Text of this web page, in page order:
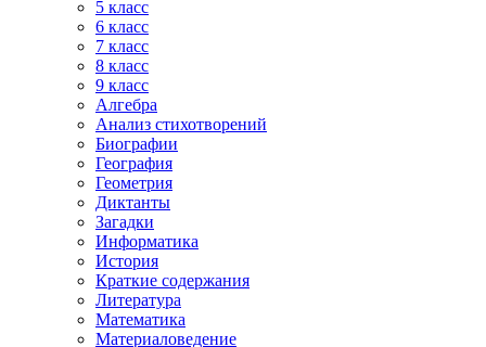
5 класс
6 класс
7 класс
8 класс
9 класс
Алгебра
Анализ стихотворений
Биографии
География
Геометрия
Диктанты
Загадки
Информатика
История
Краткие содержания
Литература
Математика
Материаловедение